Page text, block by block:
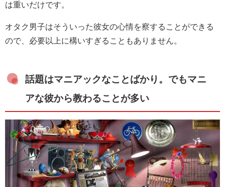
は重いだけです。
オタク男子はそういった彼女の心情を察することができる
ので、必要以上に構いすぎることもありません。
話題はマニアックなことばかり。でもマニ
アな彼から教わることが多い